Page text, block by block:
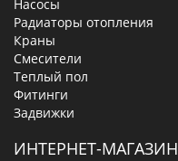
Насосы
Радиаторы отопления
Краны
Смесители
Теплый пол
Фитинги
Задвижки
ИНТЕРНЕТ-МАГАЗИН